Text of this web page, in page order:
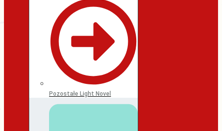
Pozostałe Light Novel